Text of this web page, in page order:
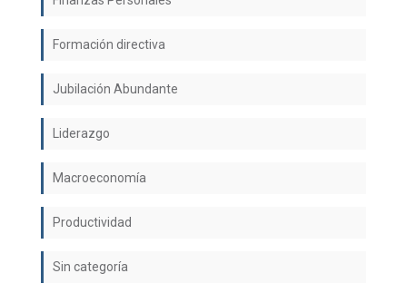
Formación directiva
Jubilación Abundante
Liderazgo
Macroeconomía
Productividad
Sin categoría